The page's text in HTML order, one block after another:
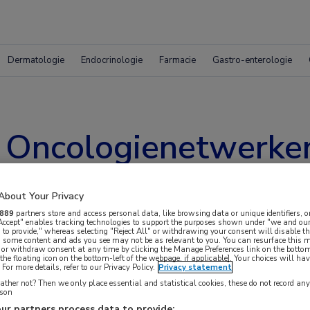
Dermatologie Endocrinologie Farmacie Gastro-enterologie
hebben een gezamenlijk landelijk platform
werken ze aan nog betere
met kanker, met als motto: samen leren en
Your Privacy
889 partners store and access personal data, like browsing data or unique identifiers,
enables tracking technologies to support the purposes shown under "we and
to provide," whereas selecting "Reject All" or withdrawing your consent will disable
some content and ads you see may not be as relevant to you. You can resurface this
or withdraw consent at any time by clicking the Manage Preferences link on the
floating icon on the bottom-left of the webpage, if applicable]. Your choices will
more details, refer to our Privacy Policy. Privacy statement
not? Then we only place essential and statistical cookies, these do not record